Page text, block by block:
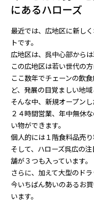
にあるハローズ
最近では、広地区に新し
トです。
広地区は、呉中心部から
この広地区は若い世代の
ここ数年でチェーンの飲
ど、発展の目覚ましい地域
そんな中、新規オープンし
２４時間営業、年中無休
い物ができます。
個人的には１階食料品売
そして、ハローズ呉広の
舗が３つも入っています。
さらに、加えて大型のド
今いちばん勢いのあるお
います。